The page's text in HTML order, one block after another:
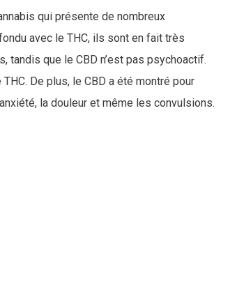
qui présente de nombreux
avec le THC, ils sont en fait très
que le CBD n’est pas psychoactif.
De plus, le CBD a été montré pour
la douleur et même les convulsions.